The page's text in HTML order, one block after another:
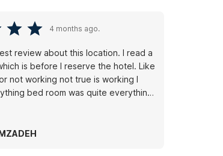
4 months ago.
review about this location. I read a
is before I reserve the hotel. Like
not working not true is working I
bed room was quite everything
excellent but this time I reserved
app no booking.com and I had way
thanks motel 6